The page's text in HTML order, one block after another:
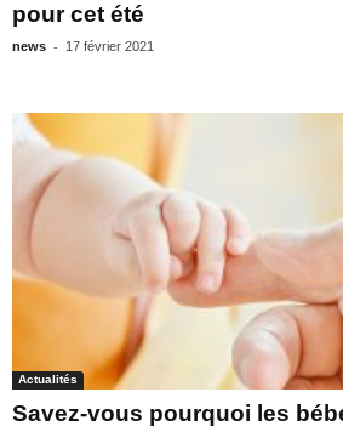
pour cet été
news - 17 février 2021
Actualités
Savez-vous pourquoi les